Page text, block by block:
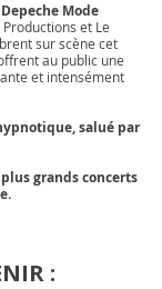
Depeche Mode
Productions et Le
sur scène cet
au public une
et intensément
salué par
grands concerts
: